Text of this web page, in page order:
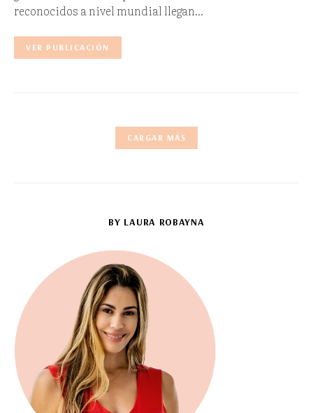
reconocidos a nivel mundial llegan…
VER PUBLICACIÓN
CARGAR MÁS
BY LAURA ROBAYNA